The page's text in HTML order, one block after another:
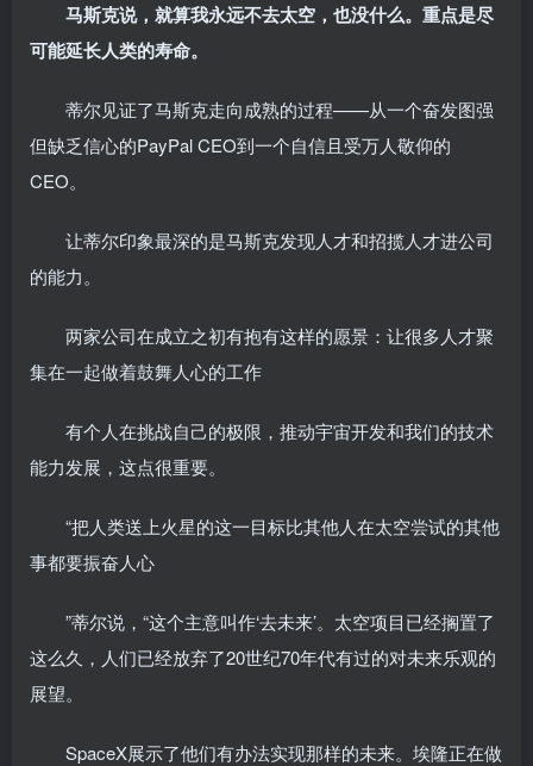
马斯克说，就算我永远不去太空，也没什么。重点是尽
可能延长人类的寿命。
蒂尔见证了马斯克走向成熟的过程——从一个奋发图强
但缺乏信心的PayPal CEO到一个自信且受万人敬仰的
CEO。
让蒂尔印象最深的是马斯克发现人才和招揽人才进公司
的能力。
两家公司在成立之初有抱有这样的愿景：让很多人才聚
集在一起做着鼓舞人心的工作
有个人在挑战自己的极限，推动宇宙开发和我们的技术
能力发展，这点很重要。
“把人类送上火星的这一目标比其他人在太空尝试的其他
事都要振奋人心
”蒂尔说，“这个主意叫作‘去未来’。太空项目已经搁置了
这么久，人们已经放弃了20世纪70年代有过的对未来乐观的
展望。
SpaceX展示了他们有办法实现那样的未来。埃隆正在做